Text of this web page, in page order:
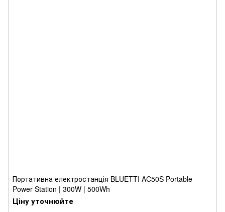
Портативна електростанція BLUETTI AC50S Portable
Power Station | 300W | 500Wh
Ціну уточнюйте